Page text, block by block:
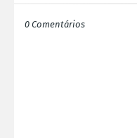
0 Comentários